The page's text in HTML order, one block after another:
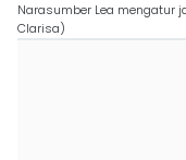
Narasumber Lea mengatur
Clarisa)